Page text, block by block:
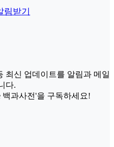
받기
최신 업데이트를 알림과 메일
다.
백과사전'을 구독하세요!